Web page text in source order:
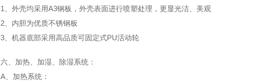
1、外壳均采用A3钢板，外壳表面进行喷塑处理，更显光洁、美观
2、内胆为优质不锈钢板
3、机器底部采用高品质可固定式PU活动轮
六、加热、加湿、除湿系统：
A、加热系统：